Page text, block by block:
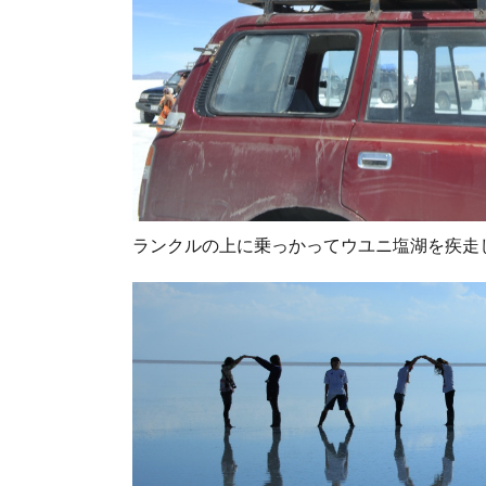
ランクルの上に乗っかってウユニ塩湖を疾走